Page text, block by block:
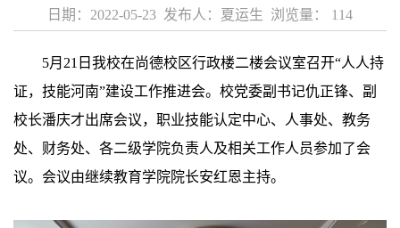
日期：2022-05-23 发布人：夏运生 浏览量： 114
5月21日我校在尚德校区行政楼二楼会议室召开“人人持
证，技能河南”建设工作推进会。校党委副书记仇正锋、副
校长潘庆才出席会议，职业技能认定中心、人事处、教务
处、财务处、各二级学院负责人及相关工作人员参加了会
议。会议由继续教育学院院长安红恩主持。